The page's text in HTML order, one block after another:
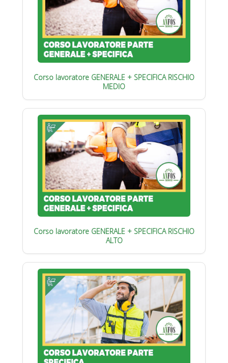
Corso lavoratore GENERALE + SPECIFICA RISCHIO
MEDIO
Corso lavoratore GENERALE + SPECIFICA RISCHIO
ALTO